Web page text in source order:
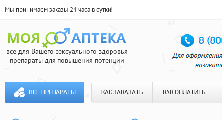
Мы принимаем заказы 24 часа в сутки!
все для Вашего сексуального здоровья
препараты для повышения потенции
ВСЕ ПРЕПАРАТЫ КАК ЗАКАЗАТЬ КАК ОПЛАТИТЬ